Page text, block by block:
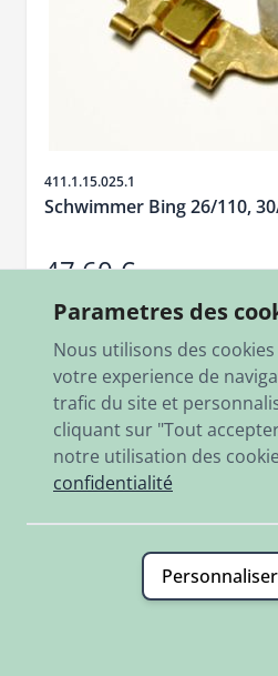
SKU
411.1.15.025.1
Schwimmer Bing 26/110,
47,60 €
En stock
Ajouter
Parametres des
Nous utilisons des
votre experience de
trafic du site et
cliquant sur "Tout
notre utilisation des
confidentialité
Personnaliser